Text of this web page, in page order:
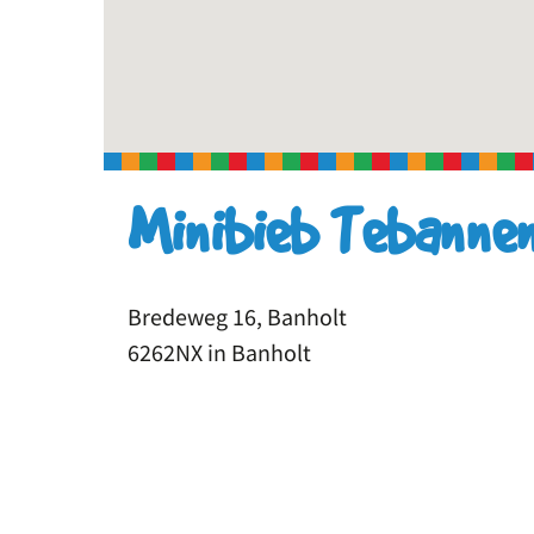
Minibieb
Bredeweg 16, Banholt
6262NX in Banholt